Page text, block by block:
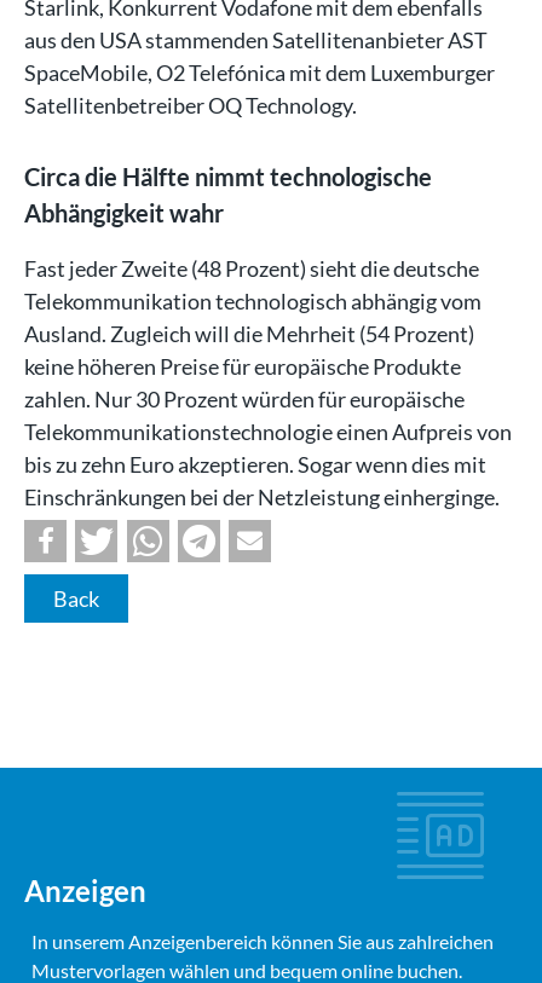
Starlink, Konkurrent Vodafone mit dem ebenfalls
aus den USA stammenden Satellitenanbieter AST
SpaceMobile, O2 Telefónica mit dem Luxemburger
Satellitenbetreiber OQ Technology.
Circa die Hälfte nimmt technologische
Abhängigkeit wahr
Fast jeder Zweite (48 Prozent) sieht die deutsche
Telekommunikation technologisch abhängig vom
Ausland. Zugleich will die Mehrheit (54 Prozent)
keine höheren Preise für europäische Produkte
zahlen. Nur 30 Prozent würden für europäische
Telekommunikationstechnologie einen Aufpreis von
bis zu zehn Euro akzeptieren. Sogar wenn dies mit
Einschränkungen bei der Netzleistung einherginge.
Back
Anzeigen
In unserem Anzeigenbereich können Sie aus zahlreichen
Mustervorlagen wählen und bequem online buchen.